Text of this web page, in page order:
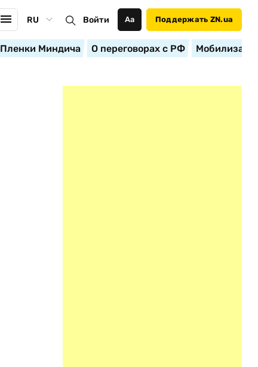
RU Войти Аа Поддержать ZN.ua
Пленки Миндича О переговорах с РФ